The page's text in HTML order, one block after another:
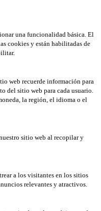
una funcionalidad básica. El
cookies y están habilitadas de
web recuerde información para
del sitio web para cada usuario.
la región, el idioma o el
sitio web al recopilar y
a los visitantes en los sitios
relevantes y atractivos.